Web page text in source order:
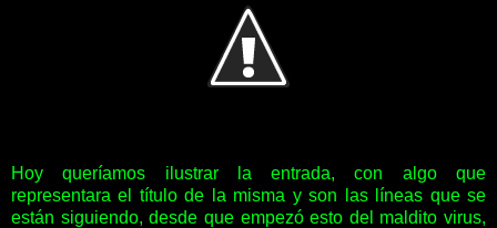
Hoy queríamos ilustrar la entrada, con algo que
representara el título de la misma y son las líneas que se
están siguiendo, desde que empezó esto del maldito virus,